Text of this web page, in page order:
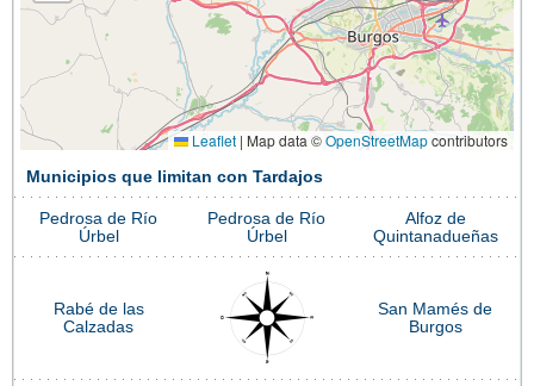
Leaflet | Map data ©OpenStreetMapcontributors
Municipios que limitan con Tardajos
Pedrosa de Río
Úrbel
Pedrosa de Río
Úrbel
Alfoz de
Quintanadueñas
Rabé de las
Calzadas
San Mamés de
Burgos